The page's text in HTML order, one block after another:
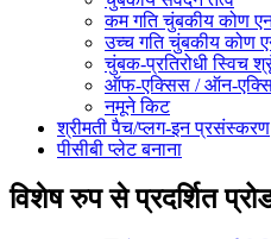
कम गति चुंबकीय कोण
उच्च गति चुंबकीय कोण
चुंबक-प्रतिरोधी स्विच
ऑफ-एक्सिस / ऑन-
नमूने किट
श्रीमती पैच/प्लग-इन प्रसंस्करण
पीसीबी प्लेट बनाना
विशेष रुप से प्रदर्शित